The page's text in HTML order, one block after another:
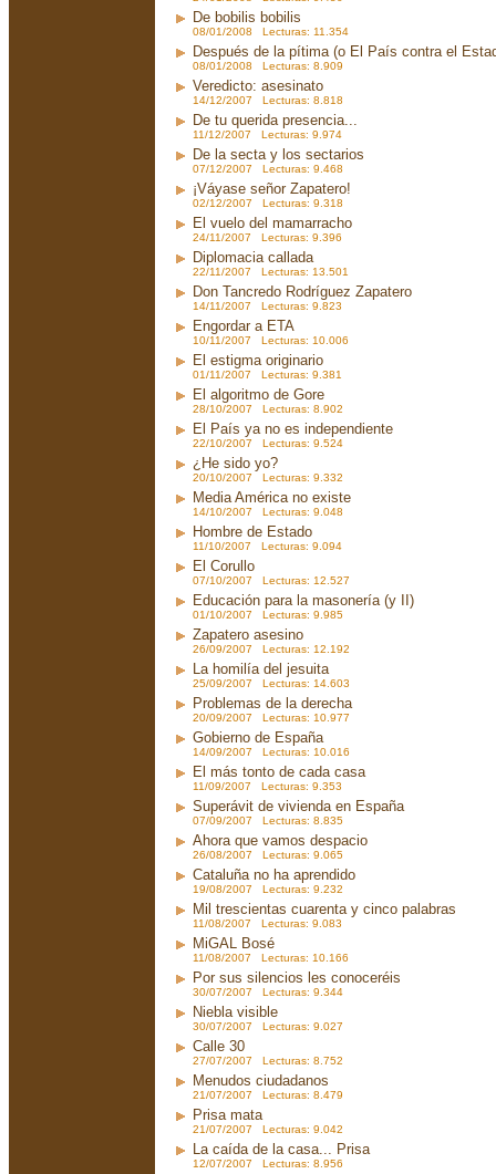
De bobilis bobilis
08/01/2008 Lecturas: 11.354
Después de la pítima (o El País contra el
08/01/2008 Lecturas: 8.909
Veredicto: asesinato
14/12/2007 Lecturas: 8.818
De tu querida presencia...
11/12/2007 Lecturas: 9.974
De la secta y los sectarios
07/12/2007 Lecturas: 9.468
¡Váyase señor Zapatero!
02/12/2007 Lecturas: 9.318
El vuelo del mamarracho
24/11/2007 Lecturas: 9.396
Diplomacia callada
22/11/2007 Lecturas: 13.501
Don Tancredo Rodríguez Zapatero
14/11/2007 Lecturas: 9.823
Engordar a ETA
10/11/2007 Lecturas: 10.006
El estigma originario
01/11/2007 Lecturas: 9.381
El algoritmo de Gore
28/10/2007 Lecturas: 8.902
El País ya no es independiente
22/10/2007 Lecturas: 9.524
¿He sido yo?
20/10/2007 Lecturas: 9.332
Media América no existe
14/10/2007 Lecturas: 9.048
Hombre de Estado
11/10/2007 Lecturas: 9.094
El Corullo
07/10/2007 Lecturas: 12.527
Educación para la masonería (y II)
01/10/2007 Lecturas: 9.985
Zapatero asesino
26/09/2007 Lecturas: 12.192
La homilía del jesuita
25/09/2007 Lecturas: 14.603
Problemas de la derecha
20/09/2007 Lecturas: 10.977
Gobierno de España
14/09/2007 Lecturas: 10.016
El más tonto de cada casa
11/09/2007 Lecturas: 9.353
Superávit de vivienda en España
07/09/2007 Lecturas: 8.835
Ahora que vamos despacio
26/08/2007 Lecturas: 9.065
Cataluña no ha aprendido
19/08/2007 Lecturas: 9.232
Mil trescientas cuarenta y cinco palabras
11/08/2007 Lecturas: 9.083
MiGAL Bosé
11/08/2007 Lecturas: 10.166
Por sus silencios les conoceréis
30/07/2007 Lecturas: 9.344
Niebla visible
30/07/2007 Lecturas: 9.027
Calle 30
27/07/2007 Lecturas: 8.752
Menudos ciudadanos
21/07/2007 Lecturas: 8.479
Prisa mata
21/07/2007 Lecturas: 9.042
La caída de la casa... Prisa
12/07/2007 Lecturas: 8.956